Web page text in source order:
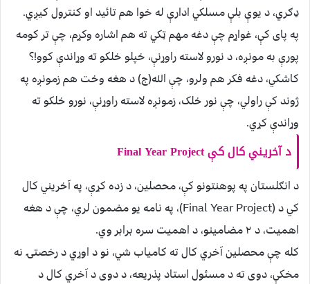
ډګري، د یوې بلې مسلکي ادارې له خوا هم تاىٔید او کنترول کیږي.
په پای کې، غواړم چې دغه مهم ټکي ته هم اشاره وکړم، چې تر کومه
پورې به مونږه، د نورو لاسته راوړنې، خپلو خلکو ته وړاندې کوو!؟
کاشکي، دغه فکر هم ولرو، چې الله(ج) د هغه وخت هم زمونږه په
ژوند کې راولي، چې نور خلک، زمونږه لاسته راوړنې، نورو خلکو ته
وړاندې کړي.
د آخریني کال کې Final Year Project
د انګلستان په پوهنتونو کې، محصلین، د زده کړې، په آخریني کال
کي د (Final Year Project)، په نامه یو مضمون لري، چې د هغه
اهمیت، د ۲ مضامینو، د اهمیت سره برابر وي.
کله چې محصلین آخري کال ته کامیاب شي، نو د اوړي د رخصتۍ نه
مخکې، دوی ته د مسىٔول استاد پذریعه، د دوی د آخري کال د